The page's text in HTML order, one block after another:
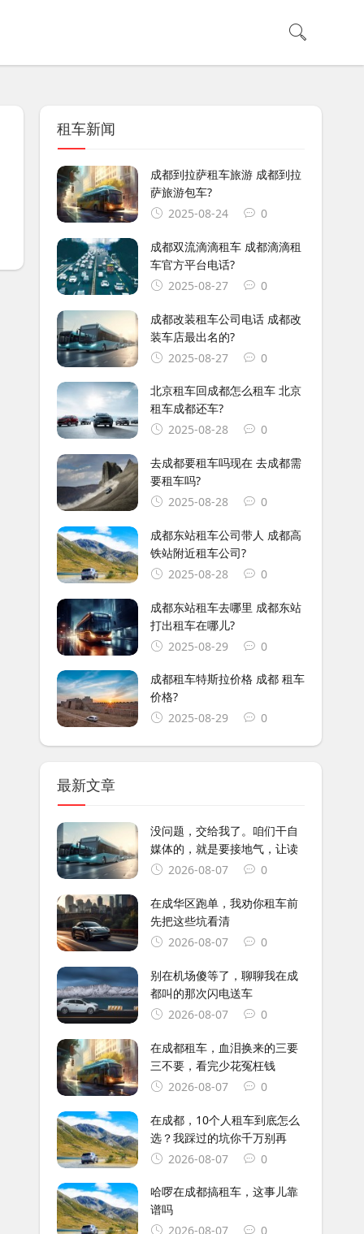
租车新闻
成都到拉萨租车旅游 成都到拉
萨旅游包车?
2025-08-24
0
成都双流滴滴租车 成都滴滴租
车官方平台电话?
2025-08-27
0
成都改装租车公司电话 成都改
装车店最出名的?
2025-08-27
0
北京租车回成都怎么租车 北京
租车成都还车?
2025-08-28
0
去成都要租车吗现在 去成都需
要租车吗?
2025-08-28
0
成都东站租车公司带人 成都高
铁站附近租车公司?
2025-08-28
0
成都东站租车去哪里 成都东站
打出租车在哪儿?
2025-08-29
0
成都租车特斯拉价格 成都 租车
价格?
2025-08-29
0
最新文章
没问题，交给我了。咱们干自
媒体的，就是要接地气，让读
2026-08-07
0
在成华区跑单，我劝你租车前
先把这些坑看清
2026-08-07
0
别在机场傻等了，聊聊我在成
都叫的那次闪电送车
2026-08-07
0
在成都租车，血泪换来的三要
三不要，看完少花冤枉钱
2026-08-07
0
在成都，10个人租车到底怎么
选？我踩过的坑你千万别再
2026-08-07
0
哈啰在成都搞租车，这事儿靠
谱吗
2026-08-07
0